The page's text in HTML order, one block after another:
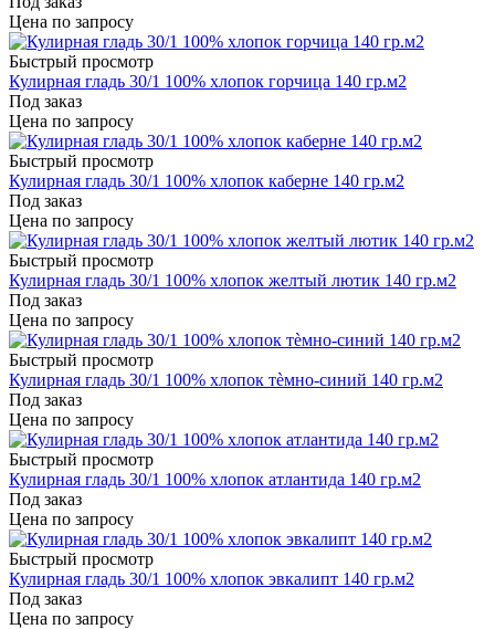
Цена по запросу
Быстрый просмотр
Кулирная гладь 30/1 100% хлопок горчица 140 гр.м2
Под заказ
Цена по запросу
Быстрый просмотр
Кулирная гладь 30/1 100% хлопок каберне 140 гр.м2
Под заказ
Цена по запросу
Быстрый просмотр
Кулирная гладь 30/1 100% хлопок желтый лютик 140 гр.м2
Под заказ
Цена по запросу
Быстрый просмотр
Кулирная гладь 30/1 100% хлопок тѐмно-синий 140 гр.м2
Под заказ
Цена по запросу
Быстрый просмотр
Кулирная гладь 30/1 100% хлопок атлантида 140 гр.м2
Под заказ
Цена по запросу
Быстрый просмотр
Кулирная гладь 30/1 100% хлопок эвкалипт 140 гр.м2
Под заказ
Цена по запросу